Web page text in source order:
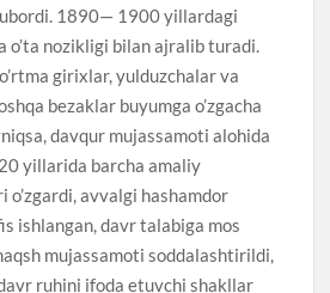
1890— 1900 yillardagi
o’ta nozikligi bilan ajralib turadi.
girixlar, yulduzchalar va
bezaklar buyumga o’zgacha
davqur mujassamoti alohida
yillarida barcha amaliy
avvalgi hashamdor
ishlangan, davr talabiga mos
mujassamoti soddalashtirildi,
ruhini ifoda etuvchi shakllar